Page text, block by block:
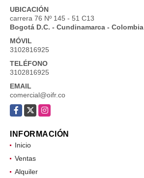
UBICACIÓN
carrera 76 Nº 145 - 51 C13
Bogotá D.C. - Cundinamarca - Colombia
MÓVIL
3102816925
TELÉFONO
3102816925
EMAIL
comercial@oifr.co
Facebook
X Instagram
INFORMACIÓN
Inicio
Ventas
Alquiler